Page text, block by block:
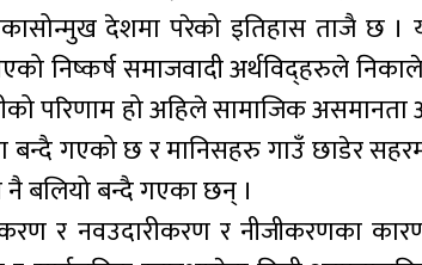
देशमा परेको इतिहास ताजै छ ।
निष्कर्ष समाजवादी अर्थविद्हरुले
परिणाम हो अहिले सामाजिक
गएको छ र मानिसहरु गाउँ छाडेर
नै बलियो बन्दै गएका छन् ।
र नवउदारीकरण र नीजीकरणका